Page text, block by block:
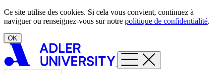
Aller au contenu
Ce site utilise des cookies. Si cela vous convient, continuez à
naviguer ou renseignez-vous sur notre politique de confidentialité.
OK